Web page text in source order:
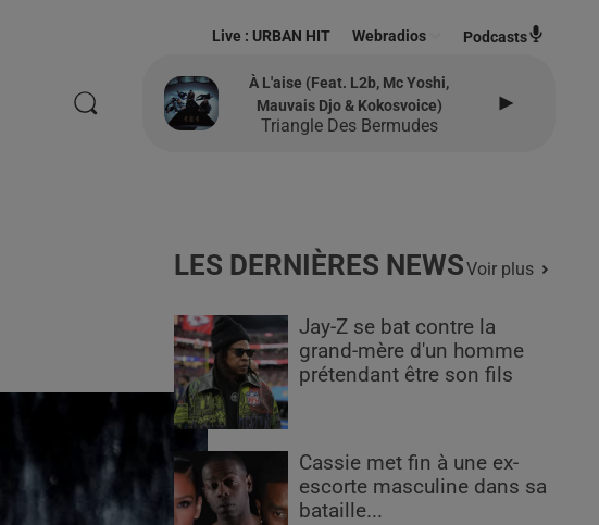
Live : URBAN HIT Webradios Podcasts
À L'aise (feat. L2b, Mc Yoshi,
Mauvais Djo & Kokosvoice)
Triangle Des Bermudes
LES DERNIÈRES NEWSVoir plus
Jay-Z se bat contre la
grand-mère d'un homme
prétendant être son fils
Cassie met fin à une ex-
escorte masculine dans sa
bataille...